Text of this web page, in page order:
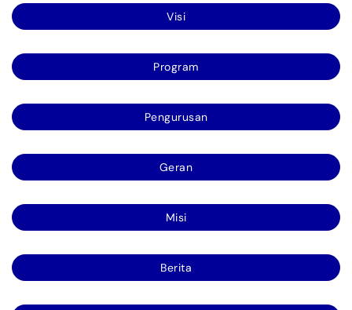
Visi
Program
Pengurusan
Geran
Misi
Berita